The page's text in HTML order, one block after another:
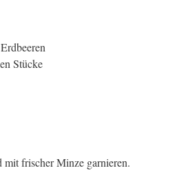
Stücke
frischer Minze garnieren.